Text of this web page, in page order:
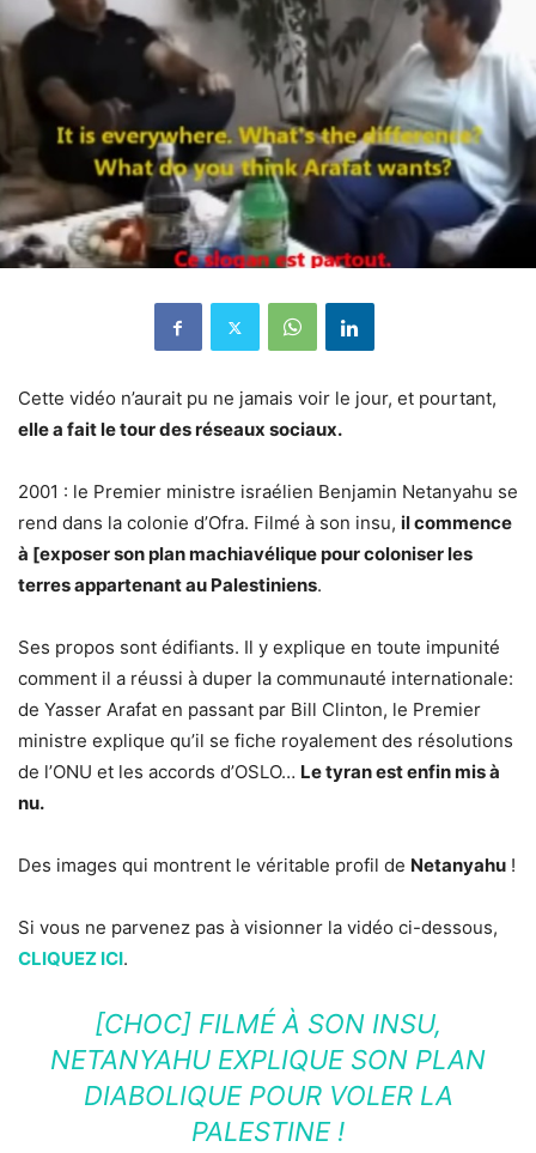
Cette vidéo n’aurait pu ne jamais voir le jour, et pourtant,
elle a fait le tour des réseaux sociaux.
2001 : le Premier ministre israélien Benjamin Netanyahu se
rend dans la colonie d’Ofra. Filmé à son insu, il commence
à [exposer son plan machiavélique pour coloniser les
terres appartenant au Palestiniens.
Ses propos sont édifiants. Il y explique en toute impunité
comment il a réussi à duper la communauté internationale:
de Yasser Arafat en passant par Bill Clinton, le Premier
ministre explique qu’il se fiche royalement des résolutions
de l’ONU et les accords d’OSLO… Le tyran est enfin mis à
nu.
Des images qui montrent le véritable profil de Netanyahu !
Si vous ne parvenez pas à visionner la vidéo ci-dessous,
CLIQUEZ ICI.
[CHOC] FILMÉ À SON INSU,
NETANYAHU EXPLIQUE SON PLAN
DIABOLIQUE POUR VOLER LA
PALESTINE !